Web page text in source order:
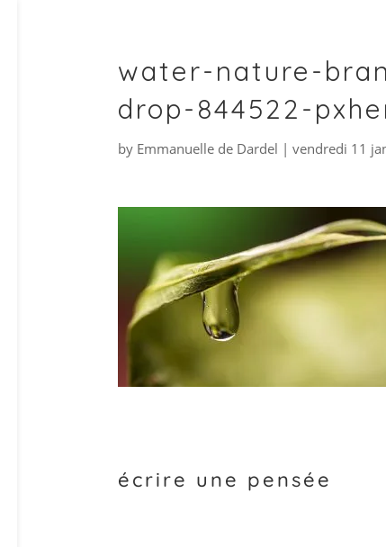
water-nature-
drop-844522-
by Emmanuelle de Dardel | vendredi 11
écrire une pensée